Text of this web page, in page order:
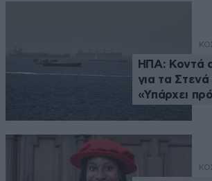
ΗΠΑ: Κοντά
για τα
«Υπάρχει